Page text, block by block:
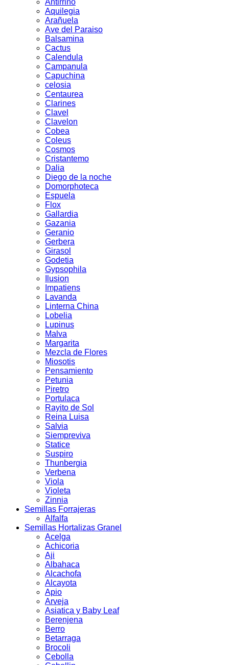
Aquilegia
Arañuela
Ave del Paraiso
Balsamina
Cactus
Calendula
Campanula
Capuchina
celosia
Centaurea
Clarines
Clavel
Clavelon
Cobea
Coleus
Cosmos
Cristantemo
Dalia
Diego de la noche
Domorphoteca
Espuela
Flox
Gallardia
Gazania
Geranio
Gerbera
Girasol
Godetia
Gypsophila
Ilusion
Impatiens
Lavanda
Linterna China
Lobelia
Lupinus
Malva
Margarita
Mezcla de Flores
Miosotis
Pensamiento
Petunia
Piretro
Portulaca
Rayito de Sol
Reina Luisa
Salvia
Siempreviva
Statice
Suspiro
Thunbergia
Verbena
Viola
Violeta
Zinnia
Semillas Forrajeras
Alfalfa
Semillas Hortalizas Granel
Acelga
Achicoria
Aji
Albahaca
Alcachofa
Alcayota
Apio
Arveja
Asiatica y Baby Leaf
Berenjena
Berro
Betarraga
Brocoli
Cebolla